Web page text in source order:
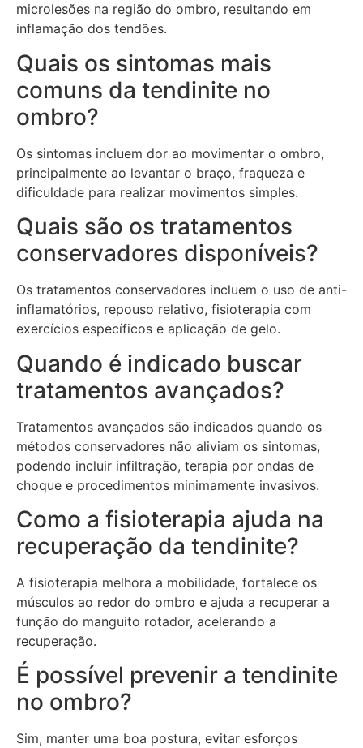
microlesões na região do ombro, resultando em
inflamação dos tendões.
Quais os sintomas mais
comuns da tendinite no
ombro?
Os sintomas incluem dor ao movimentar o ombro,
principalmente ao levantar o braço, fraqueza e
dificuldade para realizar movimentos simples.
Quais são os tratamentos
conservadores disponíveis?
Os tratamentos conservadores incluem o uso de anti-
inflamatórios, repouso relativo, fisioterapia com
exercícios específicos e aplicação de gelo.
Quando é indicado buscar
tratamentos avançados?
Tratamentos avançados são indicados quando os
métodos conservadores não aliviam os sintomas,
podendo incluir infiltração, terapia por ondas de
choque e procedimentos minimamente invasivos.
Como a fisioterapia ajuda na
recuperação da tendinite?
A fisioterapia melhora a mobilidade, fortalece os
músculos ao redor do ombro e ajuda a recuperar a
função do manguito rotador, acelerando a
recuperação.
É possível prevenir a tendinite
no ombro?
Sim, manter uma boa postura, evitar esforços